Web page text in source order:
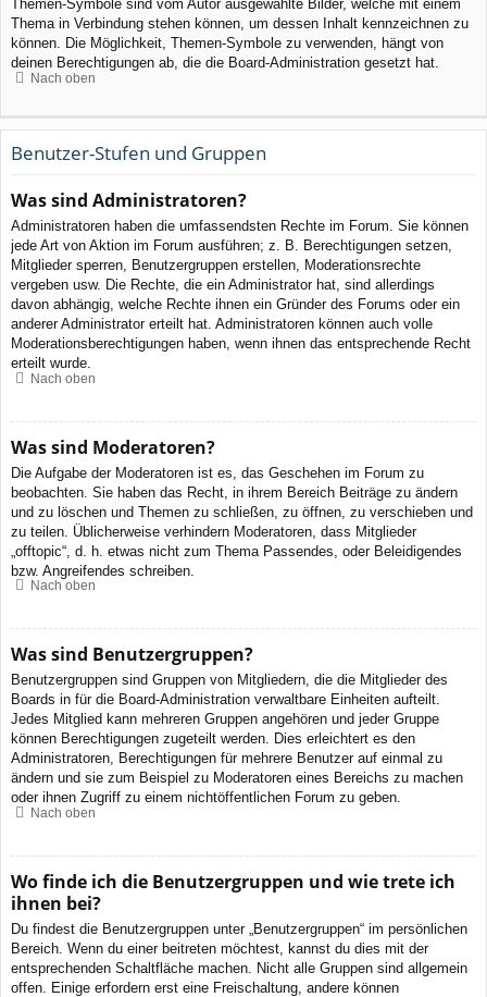
Themen-Symbole sind vom Autor ausgewählte Bilder, welche mit einem
Thema in Verbindung stehen können, um dessen Inhalt kennzeichnen zu
können. Die Möglichkeit, Themen-Symbole zu verwenden, hängt von
deinen Berechtigungen ab, die die Board-Administration gesetzt hat.
Nach oben
Benutzer-Stufen und Gruppen
Was sind Administratoren?
Administratoren haben die umfassendsten Rechte im Forum. Sie können
jede Art von Aktion im Forum ausführen; z. B. Berechtigungen setzen,
Mitglieder sperren, Benutzergruppen erstellen, Moderationsrechte
vergeben usw. Die Rechte, die ein Administrator hat, sind allerdings
davon abhängig, welche Rechte ihnen ein Gründer des Forums oder ein
anderer Administrator erteilt hat. Administratoren können auch volle
Moderationsberechtigungen haben, wenn ihnen das entsprechende Recht
erteilt wurde.
Nach oben
Was sind Moderatoren?
Die Aufgabe der Moderatoren ist es, das Geschehen im Forum zu
beobachten. Sie haben das Recht, in ihrem Bereich Beiträge zu ändern
und zu löschen und Themen zu schließen, zu öffnen, zu verschieben und
zu teilen. Üblicherweise verhindern Moderatoren, dass Mitglieder
„offtopic“, d. h. etwas nicht zum Thema Passendes, oder Beleidigendes
bzw. Angreifendes schreiben.
Nach oben
Was sind Benutzergruppen?
Benutzergruppen sind Gruppen von Mitgliedern, die die Mitglieder des
Boards in für die Board-Administration verwaltbare Einheiten aufteilt.
Jedes Mitglied kann mehreren Gruppen angehören und jeder Gruppe
können Berechtigungen zugeteilt werden. Dies erleichtert es den
Administratoren, Berechtigungen für mehrere Benutzer auf einmal zu
ändern und sie zum Beispiel zu Moderatoren eines Bereichs zu machen
oder ihnen Zugriff zu einem nichtöffentlichen Forum zu geben.
Nach oben
Wo finde ich die Benutzergruppen und wie trete ich
ihnen bei?
Du findest die Benutzergruppen unter „Benutzergruppen“ im persönlichen
Bereich. Wenn du einer beitreten möchtest, kannst du dies mit der
entsprechenden Schaltfläche machen. Nicht alle Gruppen sind allgemein
offen. Einige erfordern erst eine Freischaltung, andere können